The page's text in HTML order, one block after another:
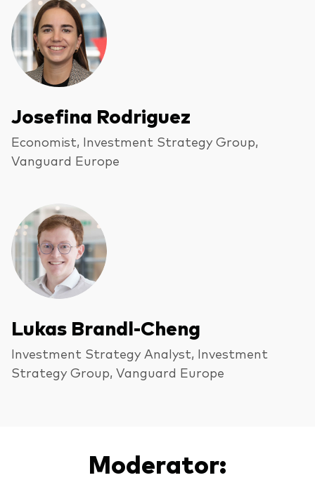
Josefina Rodriguez
Economist, Investment Strategy Group,
Vanguard Europe
Lukas Brandl-Cheng
Investment Strategy Analyst, Investment
Strategy Group, Vanguard Europe
Moderator: